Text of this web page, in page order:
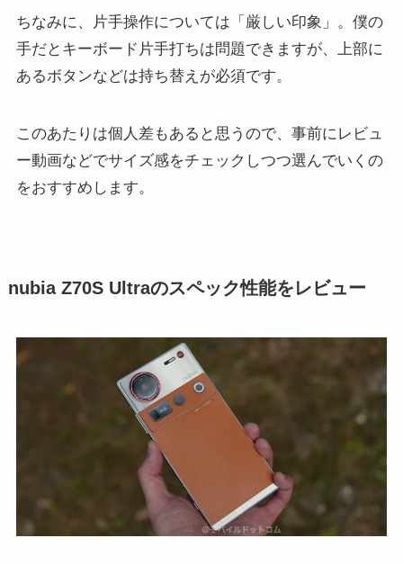
ちなみに、片手操作については「厳しい印象」。僕の
手だとキーボード片手打ちは問題できますが、上部に
あるボタンなどは持ち替えが必須です。
このあたりは個人差もあると思うので、事前にレビュ
ー動画などでサイズ感をチェックしつつ選んでいくの
をおすすめします。
nubia Z70S Ultraのスペック性能をレビュー